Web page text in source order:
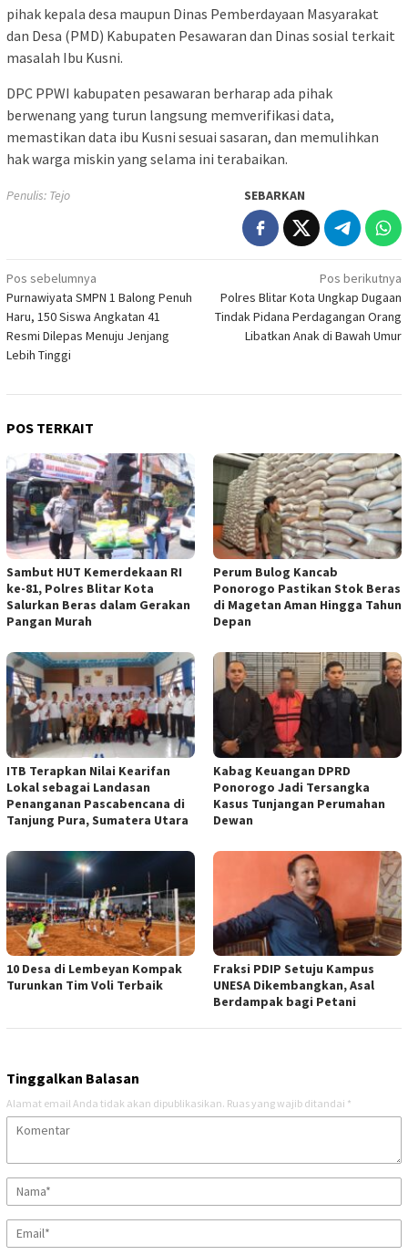
pihak kepala desa maupun Dinas Pemberdayaan Masyarakat
dan Desa (PMD) Kabupaten Pesawaran dan Dinas sosial terkait
masalah Ibu Kusni.
DPC PPWI kabupaten pesawaran berharap ada pihak
berwenang yang turun langsung memverifikasi data,
memastikan data ibu Kusni sesuai sasaran, dan memulihkan
hak warga miskin yang selama ini terabaikan.
Penulis: Tejo SEBARKAN
Navigasi
pos
Pos sebelumnya
Purnawiyata SMPN 1 Balong Penuh
Haru, 150 Siswa Angkatan 41
Resmi Dilepas Menuju Jenjang
Lebih Tinggi
Pos berikutnya
Polres Blitar Kota Ungkap Dugaan
Tindak Pidana Perdagangan Orang
Libatkan Anak di Bawah Umur
POS TERKAIT
Sambut HUT Kemerdekaan RI
ke-81, Polres Blitar Kota
Salurkan Beras dalam Gerakan
Pangan Murah
Perum Bulog Kancab
Ponorogo Pastikan Stok Beras
di Magetan Aman Hingga Tahun
Depan
ITB Terapkan Nilai Kearifan
Lokal sebagai Landasan
Penanganan Pascabencana di
Tanjung Pura, Sumatera Utara
Kabag Keuangan DPRD
Ponorogo Jadi Tersangka
Kasus Tunjangan Perumahan
Dewan
10 Desa di Lembeyan Kompak
Turunkan Tim Voli Terbaik
Fraksi PDIP Setuju Kampus
UNESA Dikembangkan, Asal
Berdampak bagi Petani
Tinggalkan Balasan
Alamat email Anda tidak akan dipublikasikan. Ruas yang wajib ditandai *